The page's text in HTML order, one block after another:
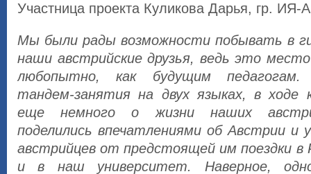
Участница проекта Куликова Дарья, гр. ИЯ-
Мы были рады возможности побывать в
наши австрийские друзья, ведь это
любопытно, как будущим педагогам.
тандем-занятия на двух языках, в ходе
еще немного о жизни наших
поделились впечатлениями об Австрии и
австрийцев от предстоящей им поездки в
и в наш университет. Наверное,